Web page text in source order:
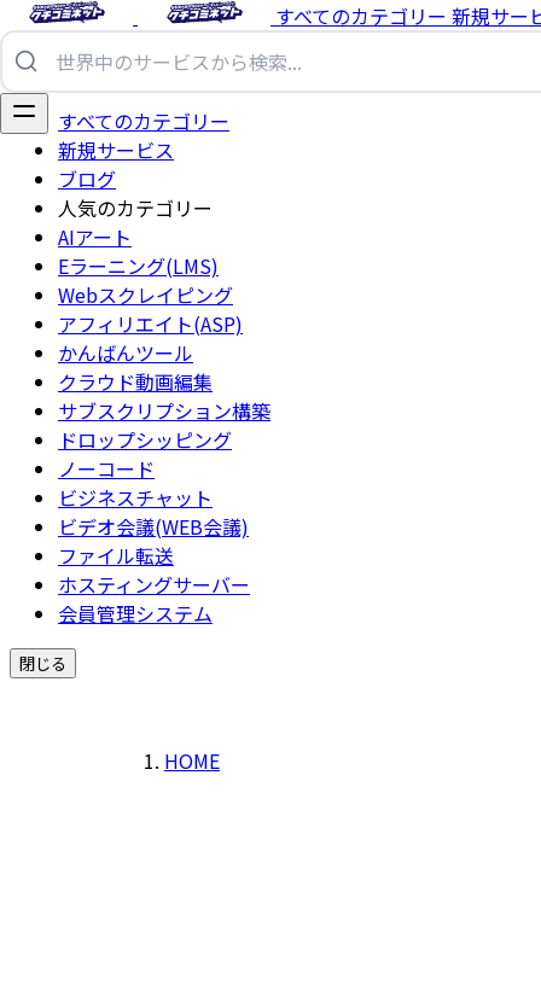
すべてのカテゴリー 新規サー
すべてのカテゴリー
新規サービス
ブログ
人気のカテゴリー
AIアート
Eラーニング(LMS)
Webスクレイピング
アフィリエイト(ASP)
かんばんツール
クラウド動画編集
サブスクリプション構築
ドロップシッピング
ノーコード
ビジネスチャット
ビデオ会議(WEB会議)
ファイル転送
ホスティングサーバー
会員管理システム
閉じる
HOME